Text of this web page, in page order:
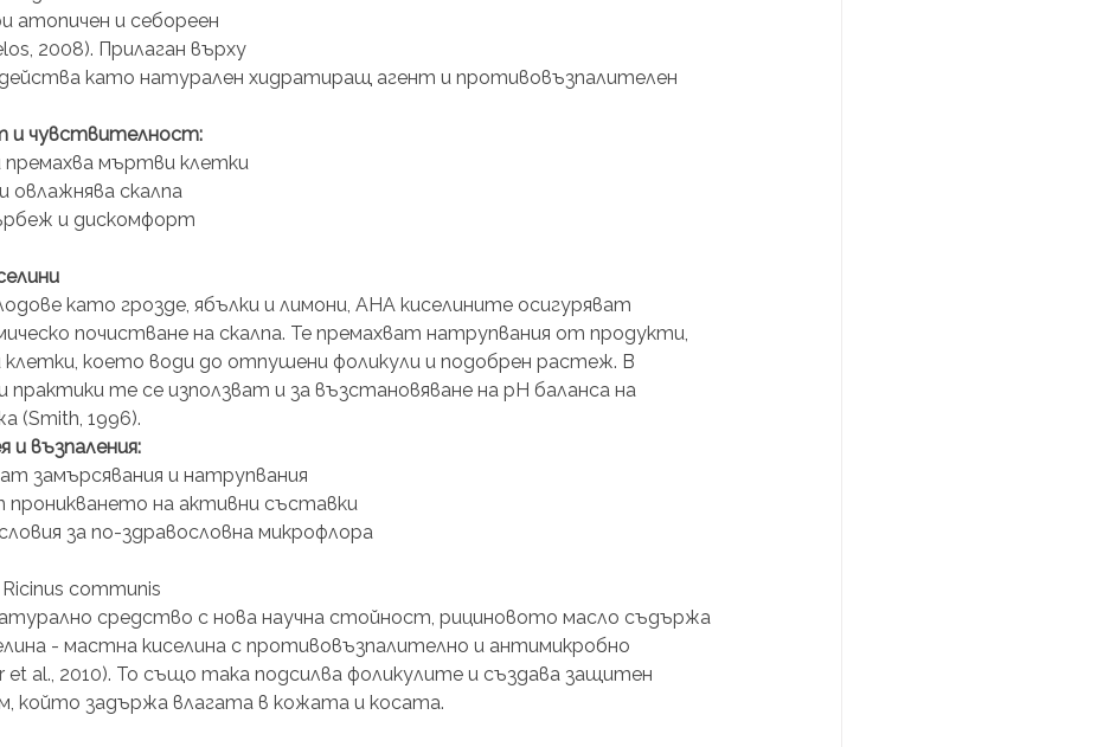
атопичен и себореен
2008). Прилаган върху
като натурален хидратиращ агент и противовъзпалителен
и чувствителност:
премахва мъртви клетки
овлажнява скалпа
и дискомфорт
като грозде, ябълки и лимони, AHA киселините осигуряват
почистване на скалпа. Те премахват натрупвания от продукти,
което води до отпушени фоликули и подобрен растеж. В
практики те се използват и за възстановяване на pH баланса на
(Smith, 1996).
и възпаления:
замърсявания и натрупвания
проникването на активни съставки
за по-здравословна микрофлора
Ricinus communis
средство с нова научна стойност, рициновото масло съдържа
- мастна киселина с противовъзпалително и антимикробно
et al., 2010). То също така подсилва фоликулите и създава защитен
който задържа влагата в кожата и косата.